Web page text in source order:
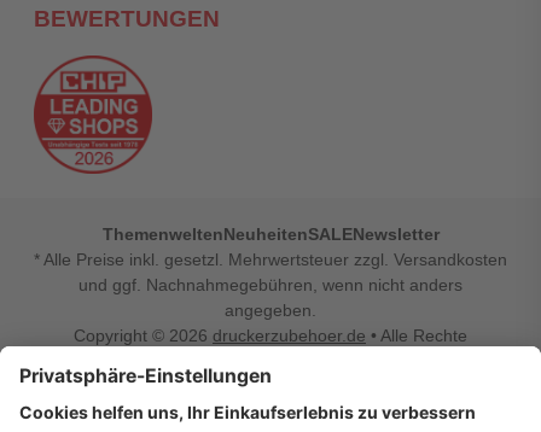
BEWERTUNGEN
ThemenweltenNeuheitenSALENewsletter
* Alle Preise inkl. gesetzl. Mehrwertsteuer zzgl. Versandkosten
und ggf. Nachnahmegebühren, wenn nicht anders
angegeben.
Copyright © 2026 druckerzubehoer.de • Alle Rechte
Vertrag widerrufen
Druckerzubehoer.de – preiswerte Qualität für Ihr Office